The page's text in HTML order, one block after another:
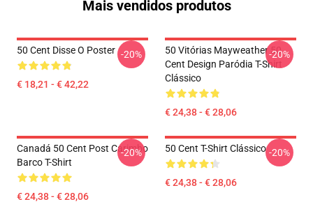
Mais vendidos produtos
50 Cent Disse O Poster
€ 18,21 - € 42,22
-20%
50 Vitórias Mayweather 50
Cent Design Paródia T-Shirt
Clássico
€ 24,38 - € 28,06
-20%
Canadá 50 Cent Post Carimbo
Barco T-Shirt
€ 24,38 - € 28,06
-20% 50 Cent T-Shirt Clássico
€ 24,38 - € 28,06
-20%